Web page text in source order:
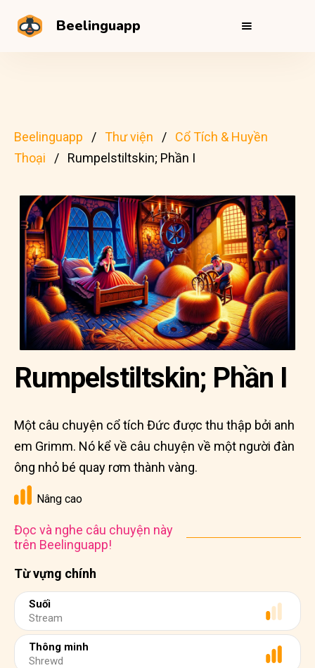
Beelinguapp
Beelinguapp Thư viện
Cổ Tích & Huyền
Thoại
Rumpelstiltskin; Phần I
Từ vựng chính
Suối
Stream
Thông minh
Shrewd
Rumpelstiltskin; Phần I
Một câu chuyện cổ tích Đức được thu thập bởi anh
em Grimm. Nó kể về câu chuyện về một người đàn
ông nhỏ bé quay rơm thành vàng.
Nâng cao
Đọc và nghe câu chuyện này
trên Beelinguapp!